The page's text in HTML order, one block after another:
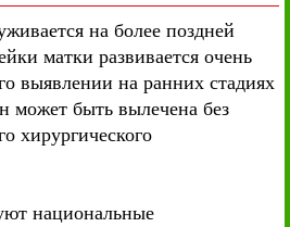
на более поздней
матки развивается очень
выявлении на ранних стадиях
может быть вылечена без
хирургического
национальные